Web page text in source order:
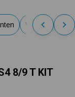
Veelgestelde
8/9 T KIT